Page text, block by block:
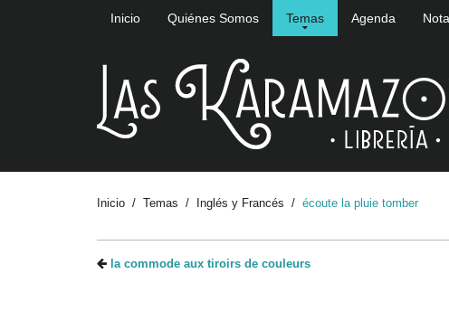
Inicio Quiénes Somos Temas Agenda
Inicio Temas Inglés y Francés écoute la pluie tomber
la commode aux tiroirs de couleurs